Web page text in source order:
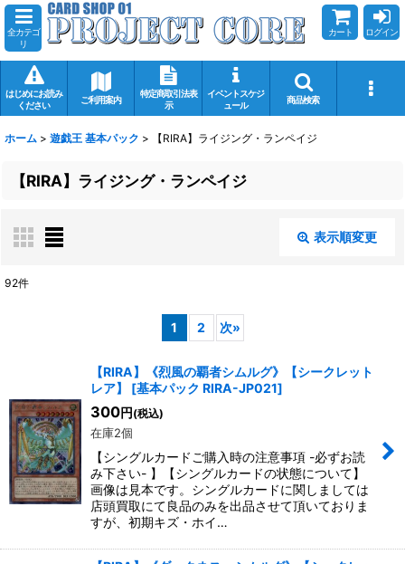
全カテゴ
リ
カート ログイン
はじめにお読み
ください
ご利用案内
特定商取引法表
示
イベントスケジ
ュール
商品検索
ホーム > 遊戯王 基本パック > 【RIRA】ライジング・ランペイジ
【RIRA】ライジング・ランペイジ
表示順変更
92件
1 2 次»
【RIRA】《烈風の覇者シムルグ》【シークレット
レア】
[基本パック RIRA-JP021]
300円 (税込)
在庫2個
【シングルカードご購入時の注意事項 -必ずお読
み下さい- 】【シングルカードの状態について】
画像は見本です。シングルカードに関しましては
店頭買取にて良品のみを出品させて頂いておりま
すが、初期キズ・ホイ…